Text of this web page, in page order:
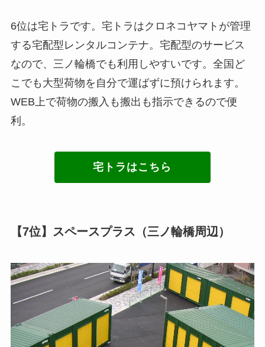
6位は宅トラです。宅トラはクロネコヤマトが管理
する宅配型レンタルコンテナ。宅配型のサービス
なので、三ノ輪橋でも利用しやすいです。全国ど
こでも大型荷物を自分で運ばずに預けられます。
WEB上で荷物の搬入も搬出も指示できるので便
利。
宅トラはこちら
【7位】スペースプラス（三ノ輪橋周辺）